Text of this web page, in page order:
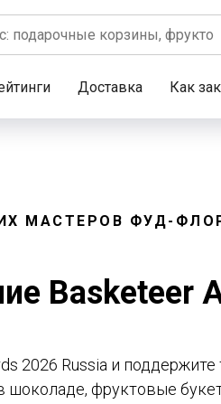
Доставка Как
МАСТЕРОВ ФУД-
Basketeer
2026 Russia и
шоколаде, фруктовые